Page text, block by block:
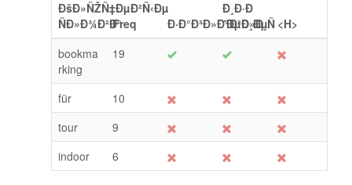
ÐšÐ»ÑŽÑ‡ÐµÐ²Ñ‹Ðµ
ÑÐ»Ð¾Ð²Ð°Freq Ð·Ð°Ð³Ð»Ð°Ð²Ð¸Ðµ
Ð¸Ð·Ð
´ÐµÐ»Ð¸Ñ <H>
bookma
rking
19
für
10
tour
9
indoor
6